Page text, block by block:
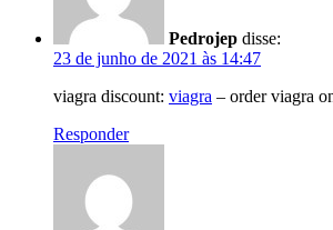
Pedrojep disse:
23 de junho de 2021 às 14:47
viagra discount: viagra – order viagra
Responder